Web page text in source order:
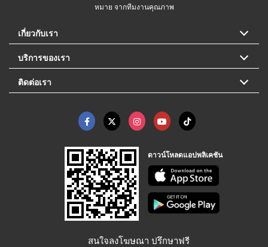
หมาย จากทีมงานคุณภาพ
เกี่ยวกับเรา
บริการของเรา
ติดต่อเรา
ดาวน์โหลดแอปพลิเคชัน
สนใจลงโฆษณา ปรึกษาฟรี